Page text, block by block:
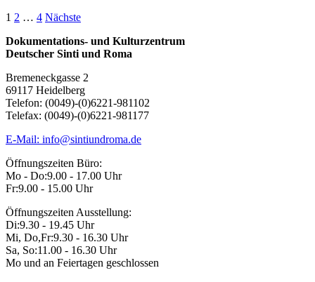
Seitennummerierung
der
Beiträge
1 2 … 4 Nächste
Dokumentations- und Kulturzentrum
Deutscher Sinti und Roma
Bremeneckgasse 2
69117 Heidelberg
Telefon: (0049)-(0)6221-981102
Telefax: (0049)-(0)6221-981177
E-Mail: info@sintiundroma.de
Öffnungszeiten Büro:
Mo - Do:9.00 - 17.00 Uhr
Fr:9.00 - 15.00 Uhr
Öffnungszeiten Ausstellung:
Di:9.30 - 19.45 Uhr
Mi, Do,Fr:9.30 - 16.30 Uhr
Sa, So:11.00 - 16.30 Uhr
Mo und an Feiertagen geschlossen